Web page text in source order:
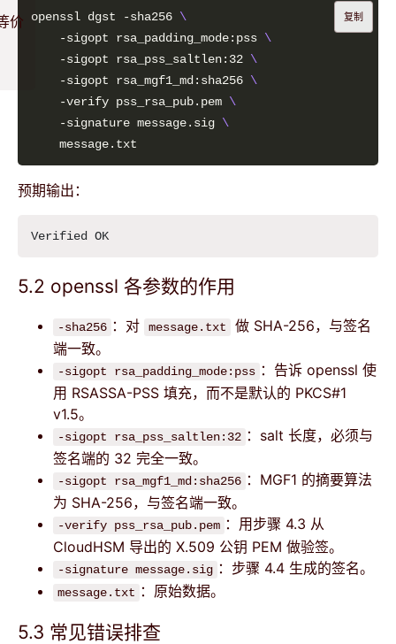
价 openssl dgst -sha256
    -sigopt rsa_padding_mode:pss
    -sigopt rsa_pss_saltlen:32
    -sigopt rsa_mgf1_md:sha256
    -verify pss_rsa_pub.pem
    -signature message.sig
复制
预期输出：
5.2 openssl 各参数的作用
-sha256 ：对 message.txt
做 SHA-256，与签名
端一致。
-sigopt rsa_padding_mode:pss ：告诉 openssl 使
用 RSASSA-PSS 填充，而不是默认的 PKCS#1
v1.5。
-sigopt rsa_pss_saltlen:32 ：salt 长度，必须与
签名端的 32 完全一致。
-sigopt rsa_mgf1_md:sha256 ：MGF1 的摘要算法
为 SHA-256，与签名端一致。
-verify pss_rsa_pub.pem ：用步骤 4.3 从
CloudHSM 导出的 X.509 公钥 PEM 做验签。
-signature message.sig ：步骤 4.4 生成的签名。
message.txt ：原始数据。
5.3 常见错误排查